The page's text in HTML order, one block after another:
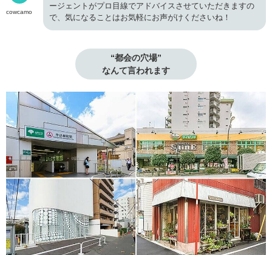
cowcamo
ージェントがプロ目線でアドバイスさせていただきますの
で、気になることはお気軽にお声がけくださいね！
“都会の穴場”
なんて言われます